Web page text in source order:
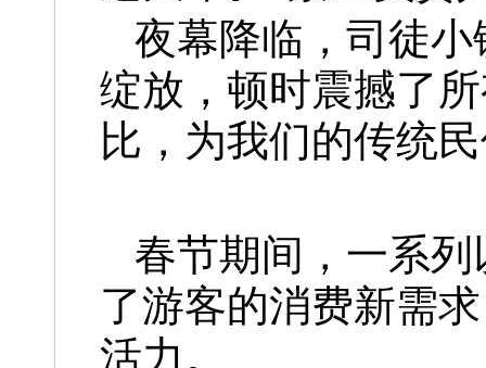
夜幕降临，司徒
绽放，顿时震撼了
比，为我们的传统
春节期间，一系
了游客的消费新需
活力。